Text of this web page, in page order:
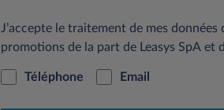
J’accepte le traitement de mes
promotions de la part de Leasys SpA et
Téléphone Email